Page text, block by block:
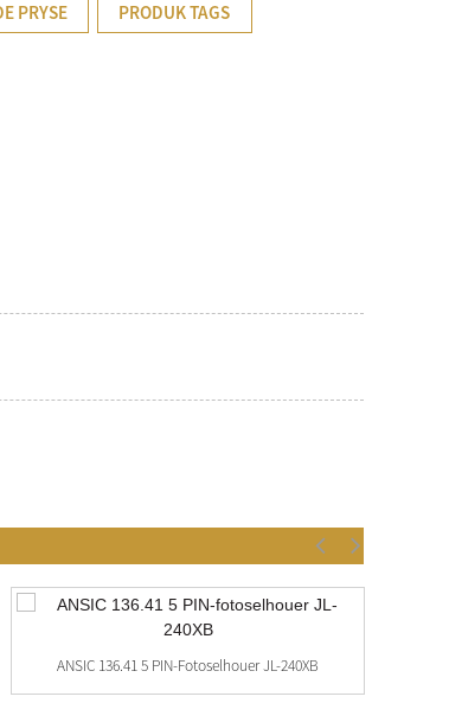
PRYSE PRODUK TAGS
ANSIC 136.41 5 PIN-Fotoselhouer JL-240XB